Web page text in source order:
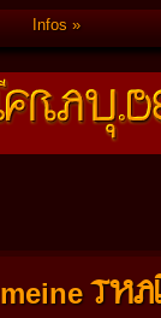
Infos